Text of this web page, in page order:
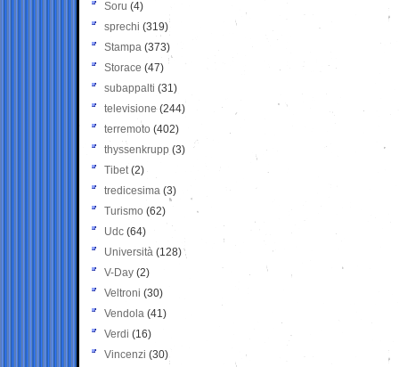
Soru (4)
sprechi (319)
Stampa (373)
Storace (47)
subappalti (31)
televisione(244)
terremoto (402)
thyssenkrupp (3)
Tibet(2)
tredicesima (3)
Turismo (62)
Udc (64)
Università (128)
V-Day (2)
Veltroni (30)
Vendola (41)
Verdi (16)
Vincenzi (30)